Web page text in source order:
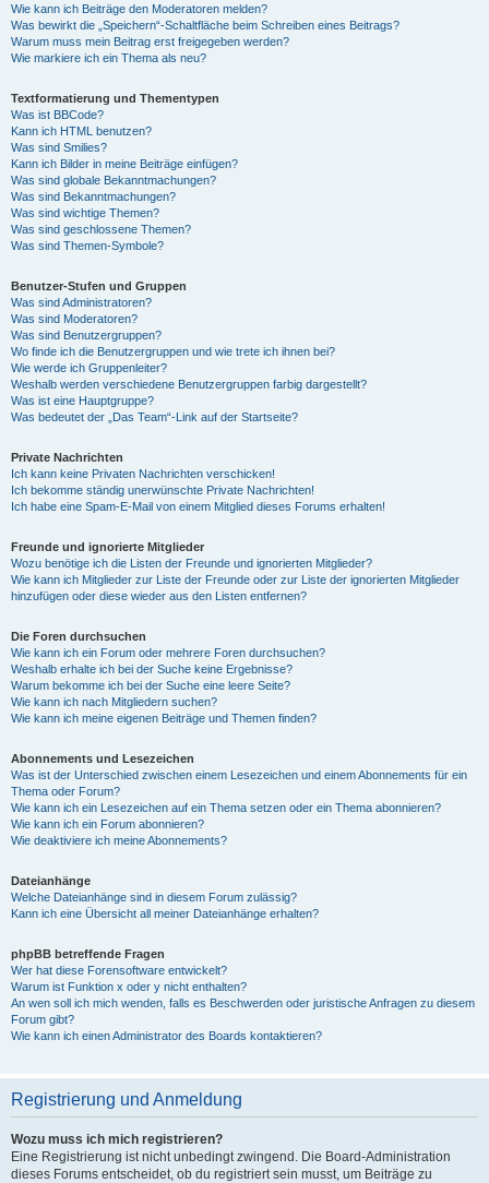
Wie kann ich Beiträge den Moderatoren melden?
Was bewirkt die „Speichern“-Schaltfläche beim Schreiben eines Beitrags?
Warum muss mein Beitrag erst freigegeben werden?
Wie markiere ich ein Thema als neu?
Textformatierung und Thementypen
Was ist BBCode?
Kann ich HTML benutzen?
Was sind Smilies?
Kann ich Bilder in meine Beiträge einfügen?
Was sind globale Bekanntmachungen?
Was sind Bekanntmachungen?
Was sind wichtige Themen?
Was sind geschlossene Themen?
Was sind Themen-Symbole?
Benutzer-Stufen und Gruppen
Was sind Administratoren?
Was sind Moderatoren?
Was sind Benutzergruppen?
Wo finde ich die Benutzergruppen und wie trete ich ihnen bei?
Wie werde ich Gruppenleiter?
Weshalb werden verschiedene Benutzergruppen farbig dargestellt?
Was ist eine Hauptgruppe?
Was bedeutet der „Das Team“-Link auf der Startseite?
Private Nachrichten
Ich kann keine Privaten Nachrichten verschicken!
Ich bekomme ständig unerwünschte Private Nachrichten!
Ich habe eine Spam-E-Mail von einem Mitglied dieses Forums erhalten!
Freunde und ignorierte Mitglieder
Wozu benötige ich die Listen der Freunde und ignorierten Mitglieder?
Wie kann ich Mitglieder zur Liste der Freunde oder zur Liste der ignorierten Mitglieder
hinzufügen oder diese wieder aus den Listen entfernen?
Die Foren durchsuchen
Wie kann ich ein Forum oder mehrere Foren durchsuchen?
Weshalb erhalte ich bei der Suche keine Ergebnisse?
Warum bekomme ich bei der Suche eine leere Seite?
Wie kann ich nach Mitgliedern suchen?
Wie kann ich meine eigenen Beiträge und Themen finden?
Abonnements und Lesezeichen
Was ist der Unterschied zwischen einem Lesezeichen und einem Abonnements für ein
Thema oder Forum?
Wie kann ich ein Lesezeichen auf ein Thema setzen oder ein Thema abonnieren?
Wie kann ich ein Forum abonnieren?
Wie deaktiviere ich meine Abonnements?
Dateianhänge
Welche Dateianhänge sind in diesem Forum zulässig?
Kann ich eine Übersicht all meiner Dateianhänge erhalten?
phpBB betreffende Fragen
Wer hat diese Forensoftware entwickelt?
Warum ist Funktion x oder y nicht enthalten?
An wen soll ich mich wenden, falls es Beschwerden oder juristische Anfragen zu diesem
Forum gibt?
Wie kann ich einen Administrator des Boards kontaktieren?
Registrierung und Anmeldung
Wozu muss ich mich registrieren?
Eine Registrierung ist nicht unbedingt zwingend. Die Board-Administration
dieses Forums entscheidet, ob du registriert sein musst, um Beiträge zu